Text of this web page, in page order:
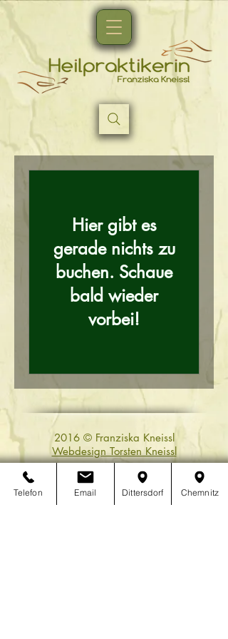
Hier gibt es
gerade nichts zu
buchen. Schaue
bald wieder
vorbei!
2016 © Franziska Kneissl
Webdesign Torsten Kneissl
Telefon Email Dittersdorf Chemnitz